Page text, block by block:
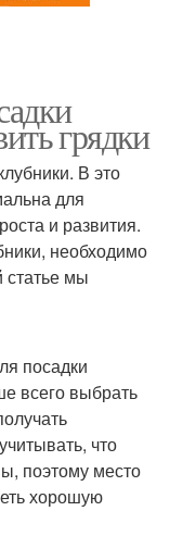
грядки
В это
для
и развития.
необходимо
статье мы
посадки
всего выбрать
что
поэтому место
хорошую